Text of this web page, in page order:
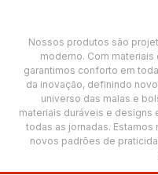
Nossos produtos são
moderno. Com
garantimos conforto em
da inovação, definindo
universo das malas e
materiais duráveis e designs
todas as jornadas.
novos padrões de